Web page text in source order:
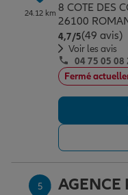
24.12 km 8 COTE DES
26100
4,7/5Note de 4.7 sur 5
(49 avis)
Voir les avis
04 75 05 08
Fermé
5 AGENCE